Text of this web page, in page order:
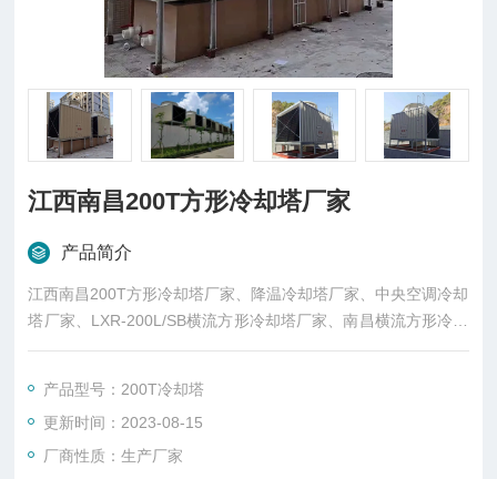
江西南昌200T方形冷却塔厂家
产品简介
江西南昌200T方形冷却塔厂家、降温冷却塔厂家、中央空调冷却
塔厂家、LXR-200L/SB横流方形冷却塔厂家、南昌横流方形冷却
塔厂家、东莞市菱兴冷却设备有限公司（安研牌）冷却塔厂家
产品型号：200T冷却塔
更新时间：2023-08-15
厂商性质：生产厂家